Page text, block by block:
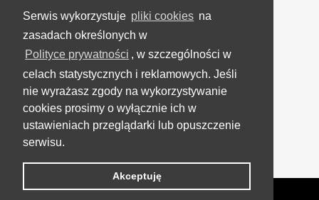
Serwis wykorzystuje pliki cookies na
zasadach określonych w
Polityce prywatności , w szczególności w
celach statystycznych i reklamowych. Jeśli
nie wyrażasz zgody na wykorzystywanie
cookies prosimy o wyłącznie ich w
ustawieniach przeglądarki lub opuszczenie
serwisu.
Akceptuję
BĄDŹ NA BIEŻĄCO
Facebook
Grupa Testerzy Videotestów
YouTube
Twitter
VideoTesty.pl Wszelkie prawa zastrzeżone